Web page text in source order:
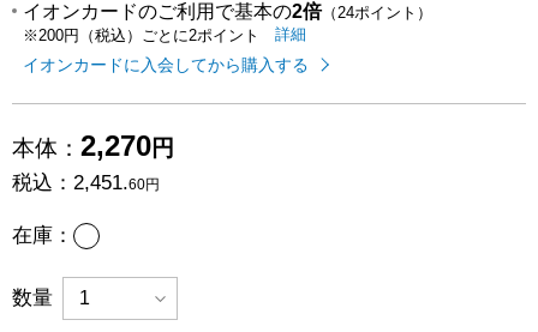
イオンカードのご利用で基本の2倍（24ポイント）
※200円（税込）ごとに2ポイント
イオンカードのご利用でたまるポイ
詳細
イオンカードに入会してから購入する
本体： 2,270円
税込： 2,451.60円
在庫： あり
数量